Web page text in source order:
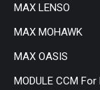
MAX LENSO
MAX MOHAWK
MAX OASIS
MODULE CCM